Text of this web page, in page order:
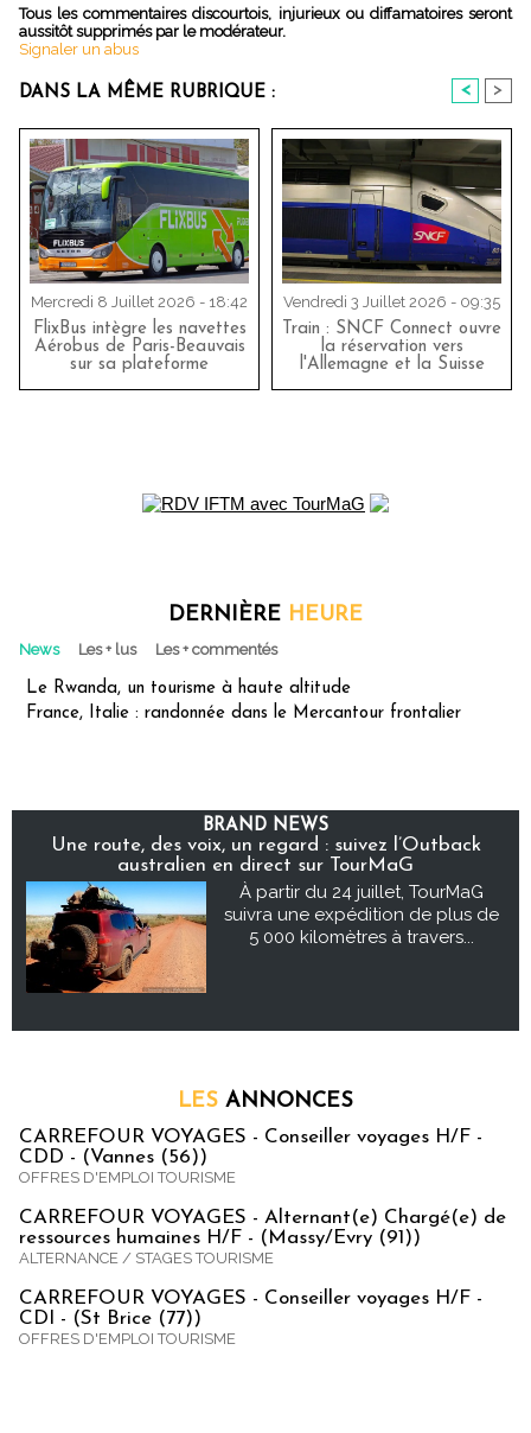
Tous les commentaires discourtois, injurieux ou diffamatoires seront
aussitôt supprimés par le modérateur.
Signaler un abus
DANS LA MÊME RUBRIQUE : < >
Mercredi 8 Juillet 2026 - 18:42
FlixBus intègre les navettes
Aérobus de Paris-Beauvais
sur sa plateforme
Vendredi 3 Juillet 2026 - 09:35
Train : SNCF Connect ouvre
la réservation vers
l'Allemagne et la Suisse
DERNIÈRE HEURE
News Les + lus Les + commentés
Le Rwanda, un tourisme à haute altitude
France, Italie : randonnée dans le Mercantour frontalier
BRAND NEWS
Une route, des voix, un regard : suivez l’Outback
australien en direct sur TourMaG
À partir du 24 juillet, TourMaG
suivra une expédition de plus de
5 000 kilomètres à travers...
LES ANNONCES
CARREFOUR VOYAGES - Conseiller voyages H/F -
CDD - (Vannes (56))
OFFRES D'EMPLOI TOURISME
CARREFOUR VOYAGES - Alternant(e) Chargé(e) de
ressources humaines H/F - (Massy/Evry (91))
ALTERNANCE / STAGES TOURISME
CARREFOUR VOYAGES - Conseiller voyages H/F -
CDI - (St Brice (77))
OFFRES D'EMPLOI TOURISME